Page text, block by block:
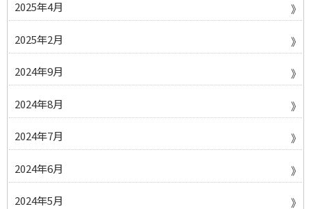
2025年4月
2025年2月
2024年9月
2024年8月
2024年7月
2024年6月
2024年5月